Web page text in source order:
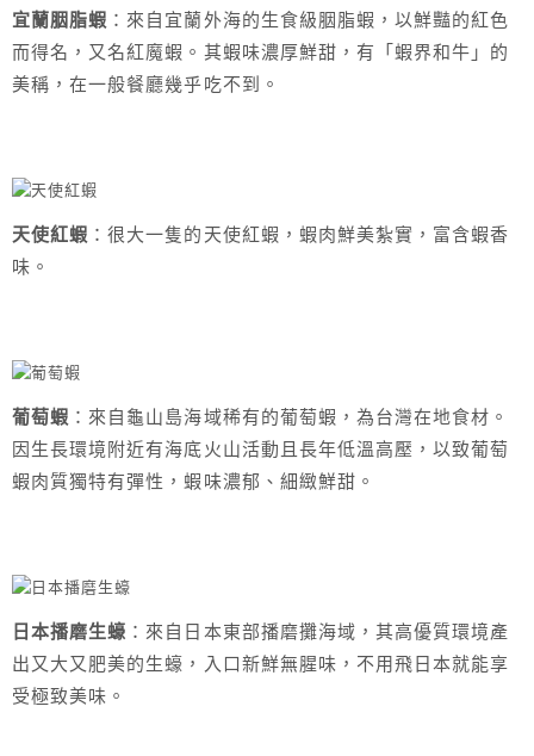
宜蘭胭脂蝦 ：來自宜蘭外海的生食級胭脂蝦，以鮮豔的紅色
而得名，又名紅魔蝦。其蝦味濃厚鮮甜，有「蝦界和牛」的
美稱，在一般餐廳幾乎吃不到。
天使紅蝦 ：很大一隻的天使紅蝦，蝦肉鮮美紮實，富含蝦香
味。
葡萄蝦 ：來自龜山島海域稀有的葡萄蝦，為台灣在地食材。
因生長環境附近有海底火山活動且長年低溫高壓，以致葡萄
蝦肉質獨特有彈性，蝦味濃郁、細緻鮮甜。
日本播磨生蠔 ：來自日本東部播磨攤海域，其高優質環境產
出又大又肥美的生蠔，入口新鮮無腥味，不用飛日本就能享
受極致美味。